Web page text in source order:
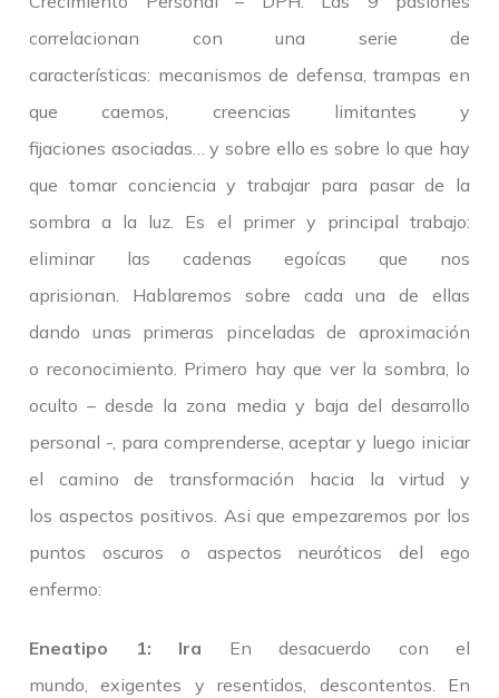
correlacionan con una serie de
características: mecanismos de defensa, trampas en
que caemos, creencias limitantes y
fijaciones asociadas… y sobre ello es sobre lo que hay
que tomar conciencia y trabajar para pasar de la
sombra a la luz. Es el primer y principal trabajo:
eliminar las cadenas egoícas que nos
aprisionan. Hablaremos sobre cada una de ellas
dando unas primeras pinceladas de aproximación
o reconocimiento. Primero hay que ver la sombra, lo
oculto – desde la zona media y baja del desarrollo
personal -, para comprenderse, aceptar y luego iniciar
el camino de transformación hacia la virtud y
los aspectos positivos. Asi que empezaremos por los
puntos oscuros o aspectos neuróticos del ego
enfermo:
Eneatipo 1: Ira En desacuerdo con el
mundo, exigentes y resentidos, descontentos. En